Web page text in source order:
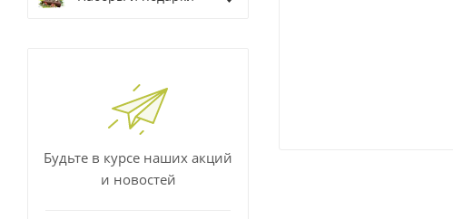
Будьте в курсе наших акций
и новостей